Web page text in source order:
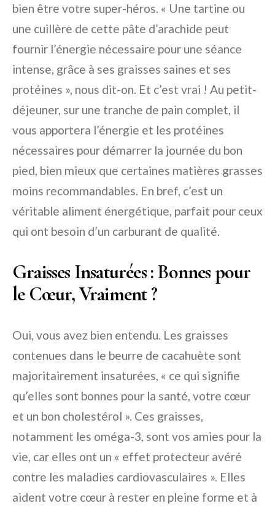
bien être votre super-héros. « Une tartine ou
une cuillère de cette pâte d’arachide peut
fournir l’énergie nécessaire pour une séance
intense, grâce à ses graisses saines et ses
protéines », nous dit-on. Et c’est vrai ! Au petit-
déjeuner, sur une tranche de pain complet, il
vous apportera l’énergie et les protéines
nécessaires pour démarrer la journée du bon
pied, bien mieux que certaines matières grasses
moins recommandables. En bref, c’est un
véritable aliment énergétique, parfait pour ceux
qui ont besoin d’un carburant de qualité.
Graisses Insaturées : Bonnes pour
le Cœur, Vraiment ?
Oui, vous avez bien entendu. Les graisses
contenues dans le beurre de cacahuète sont
majoritairement insaturées, « ce qui signifie
qu’elles sont bonnes pour la santé, votre cœur
et un bon cholestérol ». Ces graisses,
notamment les oméga-3, sont vos amies pour la
vie, car elles ont un « effet protecteur avéré
contre les maladies cardiovasculaires ». Elles
aident votre cœur à rester en pleine forme et à